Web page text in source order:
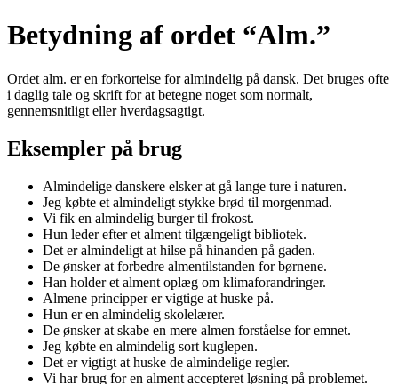
Betydning af ordet “Alm.”
Ordet alm. er en forkortelse for almindelig på dansk. Det bruges ofte
i daglig tale og skrift for at betegne noget som normalt,
gennemsnitligt eller hverdagsagtigt.
Eksempler på brug
Almindelige danskere elsker at gå lange ture i naturen.
Jeg købte et almindeligt stykke brød til morgenmad.
Vi fik en almindelig burger til frokost.
Hun leder efter et alment tilgængeligt bibliotek.
Det er almindeligt at hilse på hinanden på gaden.
De ønsker at forbedre almentilstanden for børnene.
Han holder et alment oplæg om klimaforandringer.
Almene principper er vigtige at huske på.
Hun er en almindelig skolelærer.
De ønsker at skabe en mere almen forståelse for emnet.
Jeg købte en almindelig sort kuglepen.
Det er vigtigt at huske de almindelige regler.
Vi har brug for en alment accepteret løsning på problemet.